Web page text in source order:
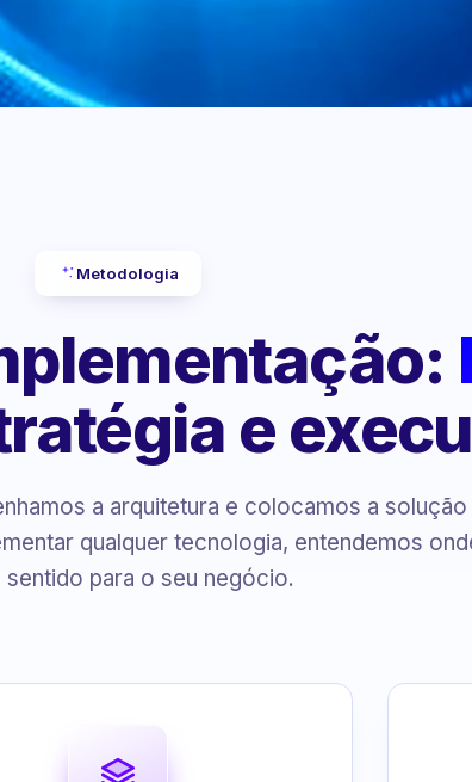
Metodologia
e
a arquitetura e colocamos a solução
qualquer tecnologia, entendemos
sentido para o seu negócio.